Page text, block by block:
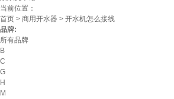
当前位置：
首页 > 商用开水器 > 开水机怎么接线
品牌:
所有品牌
B
C
G
H
M